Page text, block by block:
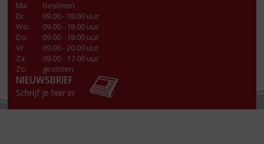
Ma:
Gesloten
Di:
09.00 - 18.00 uur
Wo:
09.00 - 18.00 uur
Do:
09.00 - 18.00 uur
Vr:
09.00 - 20.00 uur
Za:
09.00 - 17.00 uur
Zo:
gesloten
NIEUWSBRIEF
Schrijf je hier in